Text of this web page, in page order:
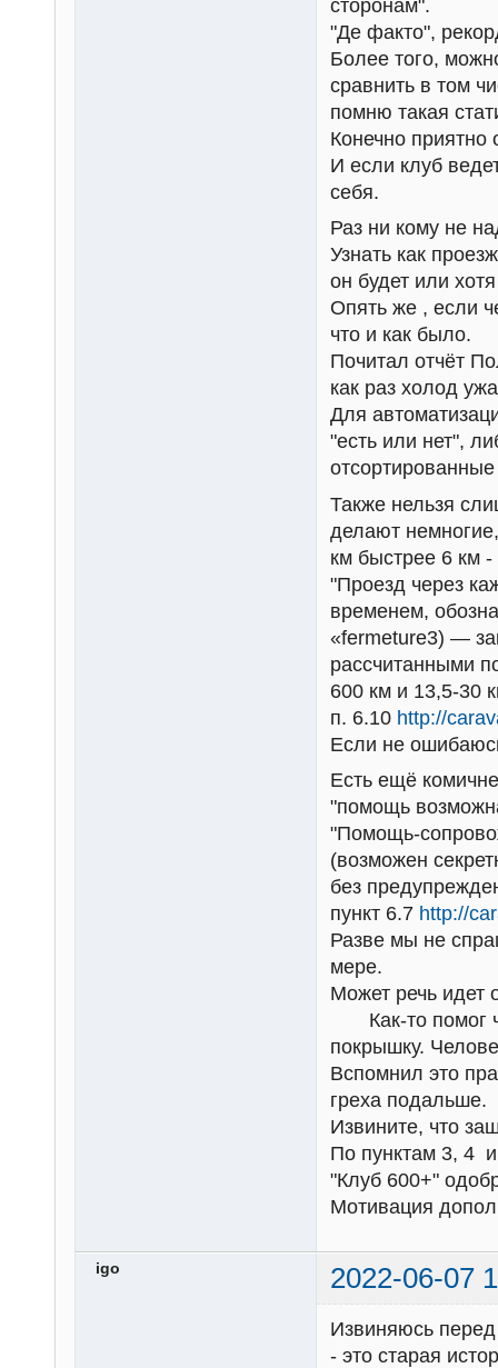
сторонам".
"Де факто",
Более того,
сравнить в том
помню такая
Конечно приятно
И если клуб
себя.
Раз ни кому не
Узнать как
он будет или
Опять же , если
что и как было.
Почитал отчёт
как раз холод
Для
"есть или нет",
Также нельзя
делают
км быстрее 6 км
"Проезд через
временем,
«fermeture3) —
рассчитанными
600 км и 13,5-30
п. 6.10 http://
Если не
Есть ещё
"помощь
"Помощь-
(возможен
без
пункт 6.7 http://
Разве мы не
мере.
Может речь идет
Как-то помог
покрышку.
Вспомнил это
греха подальше.
Извините, что
По пунктам 3, 4
"Клуб 600+"
Мотивация
igo 2022-06-07
Извиняюсь
- это старая